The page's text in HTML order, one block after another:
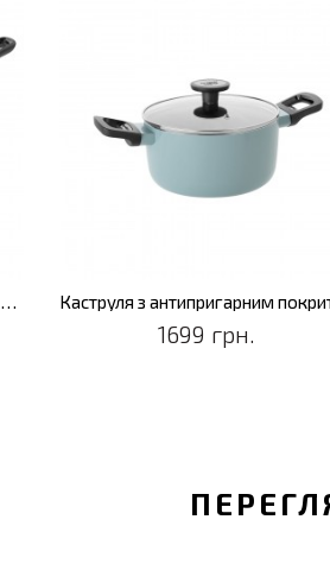
Ківш з антипригарним покриттям LEO SLATE, діам. 18 см, 1,9 л
1699 грн.